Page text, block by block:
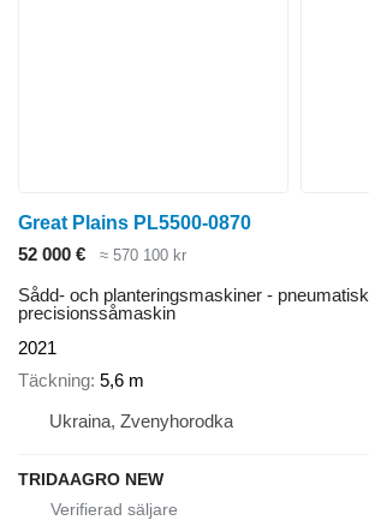
Great Plains PL5500-0870
52 000 €
≈ 570 100 kr
Sådd- och planteringsmaskiner - pneumatisk
precisionssåmaskin
2021
Täckning 5,6 m
Ukraina, Zvenyhorodka
TRIDAAGRO NEW